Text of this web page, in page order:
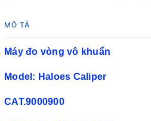
MÔ TẢ
Máy đo vòng vô khuẩn
Model: Haloes Caliper
CAT.9000900